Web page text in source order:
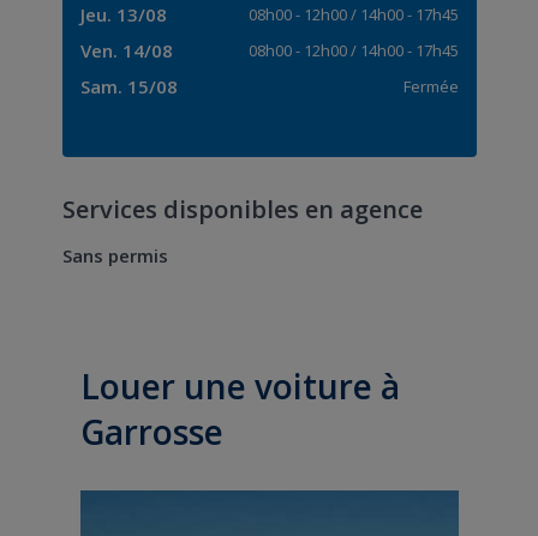
Jeu. 13/08 08h00- 12h00/ 14h00- 17h45
Ven. 14/08 08h00- 12h00/ 14h00- 17h45
Sam. 15/08 Fermée
Services disponibles en agence
Sans permis
Louer une voiture à
Garrosse